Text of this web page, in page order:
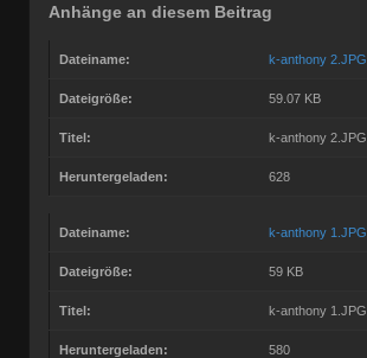
Anhänge an diesem Beitrag
Dateiname: k-anthony 2.JPG
Dateigröße: 59.07 KB
Titel: k-anthony 2.JPG
Heruntergeladen: 628
Dateiname: k-anthony 1.JPG
Dateigröße: 59 KB
Titel: k-anthony 1.JPG
Heruntergeladen: 580